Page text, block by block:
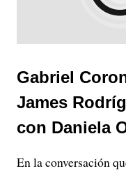
Gabriel
James
con Daniela
En la conversación